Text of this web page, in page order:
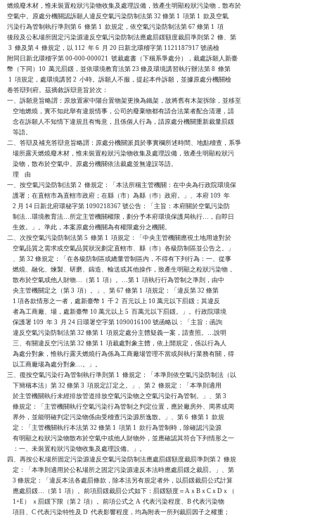
燃燒廢木材，惟未裝置粒狀污染物收集及處理設備，致產生明顯粒狀污染物，散布於
空氣中。原處分機關認訴願人違反空氣污染防制法第 32 條第 1  項第 1  款及空氣
污染行為管制執行準則第 6  條第 1  款規定，依空氣污染防制法第 67 條第 1  項
後段及公私場所固定污染源違反空氣污染防制法應處罰鍰額度裁罰準則第 2  條、第
3  條及第 4  條規定，以 112  年 6  月 20 日新北環稽字第 1121187917 號函檢
附同日新北環稽字第 00-000-000021  號裁處書（下稱系爭處分），裁處訴願人新臺
幣（下同）10  萬元罰鍰，並依環境教育法第 23 條及環境講習執行辦法第 8  條第
1  項規定，處環境講習 2  小時。訴願人不服，提起本件訴願，並據原處分機關檢
卷答辯到府。茲摘敘訴辯意旨於次：
一、訴願意旨略謂：原放置家中陽台置物架更換為鐵架，故將舊有木架拆除，並移至
    空地燃燒，實不知此舉有違規情事，公司的廢棄物都有請合法業者配合清運，請
    念在訴願人不知情下違規且有悔意，且係個人行為，請原處分機關重新裁量罰鍰
    等語。
二、答辯及補充答辯意旨略謂：原處分機關派員於事實欄所述時間、地點稽查，系爭
    場所露天燃燒廢木材，惟未裝置粒狀污染物收集及處理設備，致產生明顯粒狀污
    染物，散布於空氣中。原處分機關依法裁處並無違誤等語。
    理    由
一、按空氣污染防制法第 2  條規定：「本法所稱主管機關：在中央為行政院環境保
    護署；在直轄市為直轄市政府；在縣（市）為縣（巿）政府。」、本府 109  年
    2 月 14 日新北府環秘字第 1090218367 號公告：「主旨：本府關於空氣污染防
    制法…環境教育法…所定主管機關權限，劃分予本府環境保護局執行…，自即日
    生效。」。準此，本案原處分機關為有權限處分之機關。
二、次按空氣污染防制法第 5  條第 1  項規定：「中央主管機關應視土地用途對於
    空氣品質之需求或空氣品質狀況劃定直轄市、縣（市）各級防制區並公告之。」
    、第 32 條規定：「在各級防制區或總量管制區內，不得有下列行為：一、從事
    燃燒、融化、煉製、研磨、鑄造、輸送或其他操作，致產生明顯之粒狀污染物，
    散布於空氣或他人財物…（第 1  項）。…第 1  項執行行為管制之準則，由中
    央主管機關定之（第 3  項）。」、第 67 條第 1  項規定：「違反第 32 條第
    1 項各款情形之一者，處新臺幣 1  千 2  百元以上 10 萬元以下罰鍰；其違反
    者為工商廠、場，處新臺幣 10 萬元以上 5  百萬元以下罰鍰。」。行政院環境
    保護署 109  年 3  月 24 日環署空字第 1090016100 號函略以：「主旨：函詢
    違反空氣污染防制法第 32 條第 1  項規定處分主體疑義一案，請查照。…說明
    三、有關違反空污法第 32 條第 1  項裁處對象主體，依上開規定，係以行為人
    為處分對象，惟執行露天燃燒行為係為工商廠場管理不當或與執行業務有關，得
    以工商廠場為處分對象…。」。
三、復按空氣污染行為管制執行準則第 1  條規定：「本準則依空氣污染防制法（以
    下簡稱本法）第 32 條第 3  項規定訂定之。」、第 2  條規定：「本準則適用
    於主管機關執行未經排放管道排放空氣污染物之空氣污染行為管制。」、第 3
    條規定：「主管機關執行空氣污染行為管制之判定位置，應於廠房外、周界或周
    界外，並能明確判定污染物係由受稽查污染源所逸散。」、第 6  條第 1  款規
    定：「主管機關執行本法第 32 條第 1  項第 1  款行為管制時，除確認污染源
    有明顯之粒狀污染物散布於空氣中或他人財物外，並應確認其符合下列情形之一
    ：一、未裝置粒狀污染物收集及處理設備。」。
四、再按公私場所固定污染源違反空氣污染防制法應處罰鍰額度裁罰準則第 2  條規
    定：「本準則適用於公私場所之固定污染源違反本法時應處罰鍰之裁罰。」、第
    3 條規定：「違反本法各處罰條款，除本法另有規定者外，以罰鍰裁罰公式計算
    應處罰鍰…（第 1  項）。前項罰鍰裁罰公式如下：罰鍰額度＝AｘBｘCｘDｘ（
    1+E） ｘ罰鍰下限（第 2  項）。前項公式之 A  代表污染程度、B 代表污染物
    項目、C 代表污染特性及 D  代表影響程度，均為附表一所列裁罰因子之權重；